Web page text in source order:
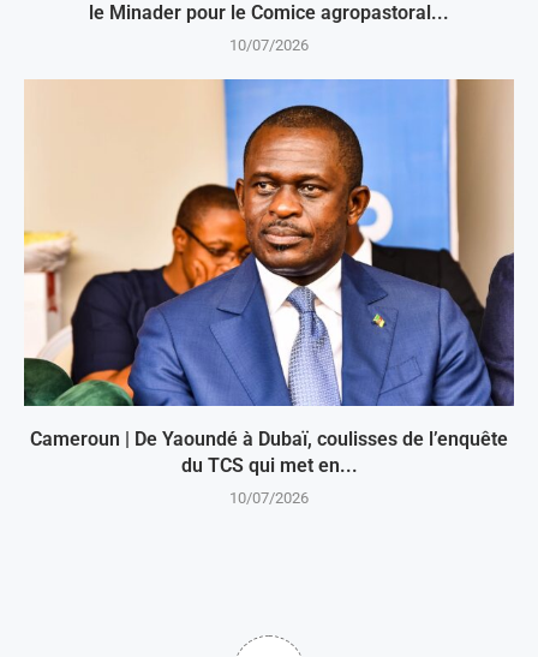
le Minader pour le Comice agropastoral...
10/07/2026
Cameroun | De Yaoundé à Dubaï, coulisses de l’enquête
du TCS qui met en...
10/07/2026